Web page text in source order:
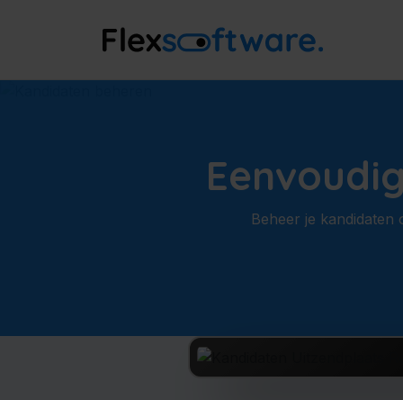
Beheer je